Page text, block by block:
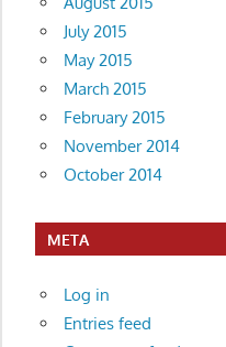
July 2015
May 2015
March 2015
February 2015
November 2014
October 2014
META
Log in
Entries feed